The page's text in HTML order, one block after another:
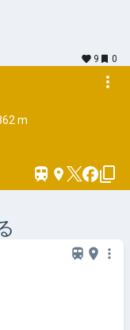
9
0
m